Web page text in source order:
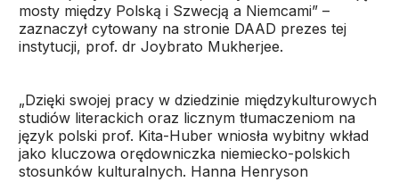
mosty między Polską i Szwecją a Niemcami” –
zaznaczył cytowany na stronie DAAD prezes tej
instytucji, prof. dr Joybrato Mukherjee.
„Dzięki swojej pracy w dziedzinie międzykulturowych
studiów literackich oraz licznym tłumaczeniom na
język polski prof. Kita-Huber wniosła wybitny wkład
jako kluczowa orędowniczka niemiecko-polskich
stosunków kulturalnych. Hanna Henryson